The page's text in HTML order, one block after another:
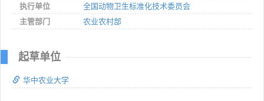
执行单位
全国动物卫生标准化技术委员会
主管部门
农业农村部
起草单位
华中农业大学